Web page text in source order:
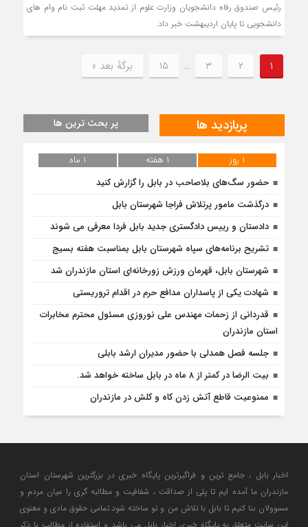
رئیس صندوق رفاه دانشجویان وزارت علوم از تمدید مهلت ثبت نام وام های
دانشجویی تا پایان اردیبهشت خبر داد.
۱ ۲ ۳ … ۱۵ برگهٔ بعد »
پربازدید ها پر بحث ترین ها
۱ روز ۱ هفته
۱ ماه
حضور سگ‌های بلاصاحب در بابل را ‌گزارش کنید
درگذشت مامور پرتلاش فراجا شهرستان بابل
دادستان و رییس دادگستری جدید بابل فردا معرفی می شوند
تشریح برنامه‌های سپاه شهرستان بابل بمناسبت هفته بسیج
شهرستان بابل، قهرمان ورزش زورخانه‌ای استان مازندران شد
شهادت یکی از پاسداران مدافع حرم در اقدام تروریستی
قدردانی از زحمات مهندس علی نوروزی مسئول محترم مخابرات
استان مازندران
جلسه فصل همدلی با حضور مدیران ارشد بابلی
بیت الرضا در کمتر از ۸ ماه در بابل ساخته خواهد شد.
ممنوعیت قاطع آتش زدن کاه و کلش در مازندران
اخبار بابل ، جامع ترین و فراگیرترین پایگاه خبری در بزرگترین شهرستان استان
مازندران ما آمده ایم تا پلی از صداقت ، شفافیت و مطالبه گری را میان مردم و
مسوولان بنا کنیم تا بابل با تلاش من و تو ساخته شود.تمامی حقوق مادی و معنوی